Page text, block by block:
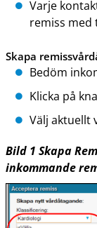
Varje
remiss med
Skapa
Bedöm
Klicka på
Välj aktuellt
Bild 1 Skapa
inkommande